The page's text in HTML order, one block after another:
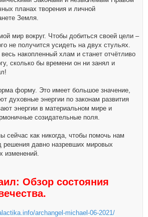
планах творения и личной
Земля.
мир вокруг. Чтобы добиться своей цели –
не получится усидеть на двух стульях.
накопленный хлам и станет отчётливо
сколько бы времени он ни занял и
форму. Это имеет большое значение,
духовные энергии по законам развития
энергии в материальном мире и
созидательные поля.
сейчас как никогда, чтобы помочь нам
решения давно назревших мировых
изменений.
Обзор состояния
archangel-michael-06-2021/